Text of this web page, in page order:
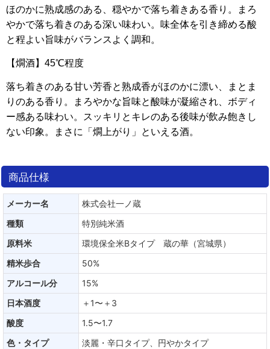
ほのかに熟成感のある、穏やかで落ち着きある香り。まろ
やかで落ち着きのある深い味わい。味全体を引き締める酸
と程よい旨味がバランスよく調和。
【燗酒】45℃程度
落ち着きのある甘い芳香と熟成香がほのかに漂い、まとま
りのある香り。まろやかな旨味と酸味が凝縮され、ボディ
ー感ある味わい。スッキリとキレのある後味が飲み飽きし
ない印象。まさに「燗上がり」といえる酒。
商品仕様
メーカー名
株式会社一ノ蔵
種類
特別純米酒
原料米
環境保全米Bタイプ 蔵の華（宮城県）
精米歩合
50%
アルコール分
15%
日本酒度
＋1〜＋3
酸度
1.5〜1.7
色・タイプ
淡麗・辛口タイプ、円やかタイプ